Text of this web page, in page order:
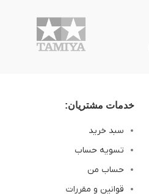
خدمات مشتریان:
سبد خرید
تسویه حساب
حساب من
قوانین و مقررات